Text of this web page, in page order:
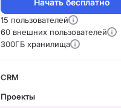
15 пользователей
60 внешних пользователей
300ГБ хранилища
CRM
Проекты